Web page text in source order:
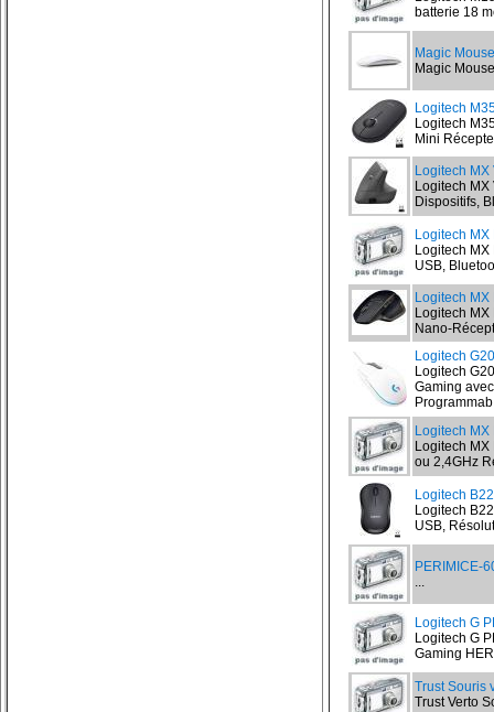
batterie 18
Magic
Magic
Logitech
Logitech
Mini
Logitech MX
Logitech
Dispositifs,
Logitech MX
Logitech
USB,
Logitech MX
Logitech
Nano-
Logitech
Logitech
Gaming
Logitech MX
Logitech
ou 2,4GHz
Logitech
Logitech
USB,
PERIMICE-
...
Logitech G
Logitech G
Gaming
Trust Souris
Trust Verto